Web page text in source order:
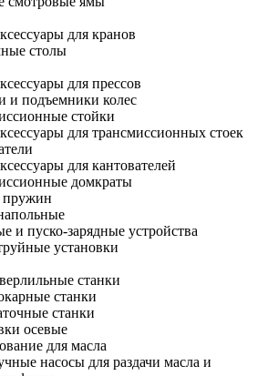
для кранов
столы
для прессов
и подъемники колес
стойки
для трансмиссионных стоек
для кантователей
домкраты
пружин
и пуско-зарядные устройства
установки
станки
станки
станки
осевые
для масла
насосы для раздачи масла и